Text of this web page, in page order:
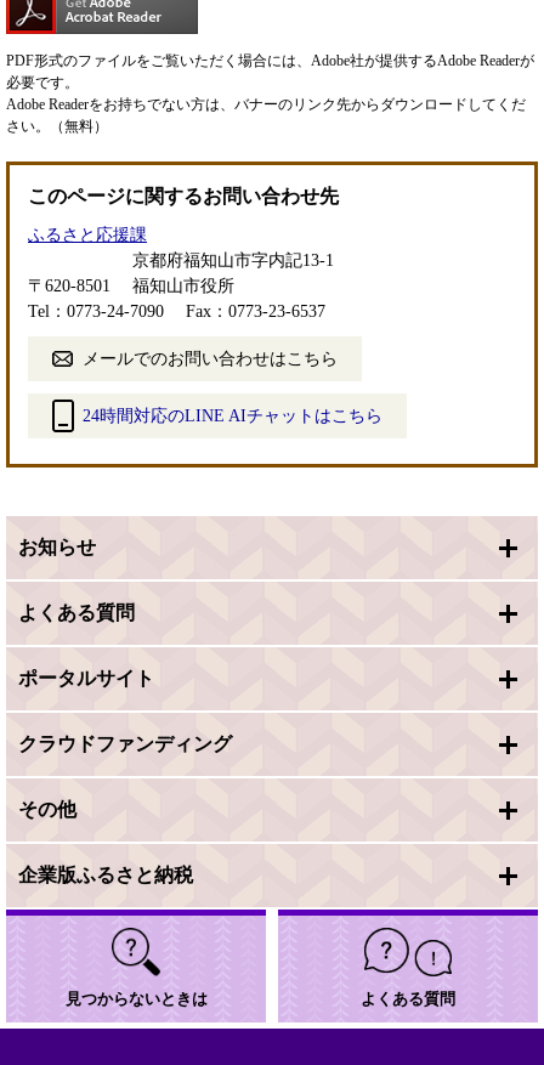
PDF形式のファイルをご覧いただく場合には、Adobe社が提供するAdobe Readerが
必要です。
Adobe Readerをお持ちでない方は、バナーのリンク先からダウンロードしてくだ
さい。（無料）
このページに関するお問い合わせ先
ふるさと応援課
〒620-8501
京都府福知山市字内記13-1
福知山市役所
Tel：0773-24-7090
Fax：0773-23-6537
メールでのお問い合わせはこちら
24時間対応のLINE AIチャットはこちら
ン
ク
＞
お知らせ
よくある質問
ポータルサイト
クラウドファンディング
その他
企業版ふるさと納税
見つからないときは よくある質問